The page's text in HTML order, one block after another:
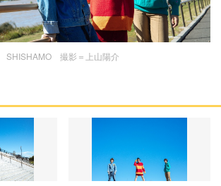
SHISHAMO 撮影＝上山陽介